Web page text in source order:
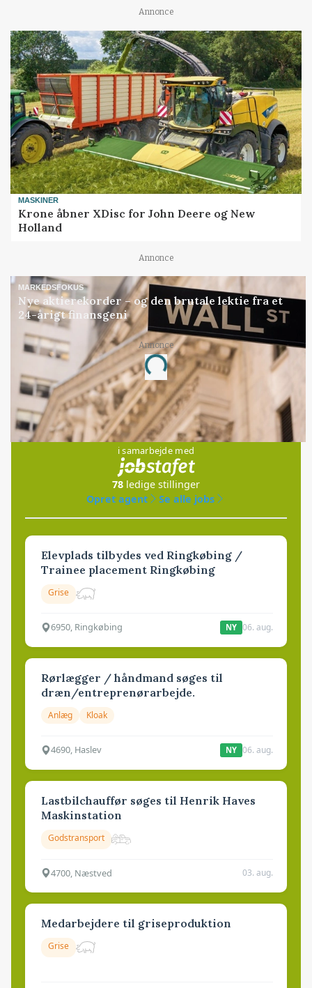
Annonce
MASKINER
Krone åbner XDisc for John Deere og New
Holland
Annonce
MARKEDSFOKUS
Nye aktierekorder – og den brutale lektie fra et
24-årigt finansgeni
Annonce
Loading...
Jobs
i samarbejde med
78 ledige stillinger
Opret agent
Se alle jobs
Elevplads tilbydes ved Ringkøbing /
Trainee placement Ringkøbing
Grise
6950, Ringkøbing NY 06. aug.
Rørlægger / håndmand søges til
dræn/entreprenørarbejde.
Anlæg Kloak
4690, Haslev NY 06. aug.
Lastbilchauffør søges til Henrik Haves
Maskinstation
Godstransport
4700, Næstved 03. aug.
Medarbejdere til griseproduktion
Grise